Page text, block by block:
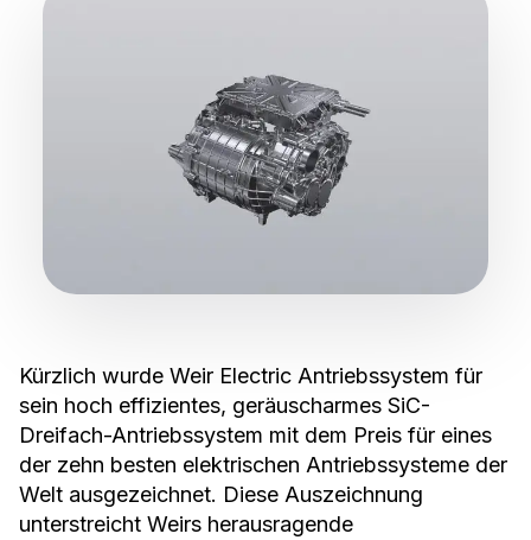
Kürzlich wurde Weir Electric Antriebssystem für
sein hoch effizientes, geräuscharmes SiC-
Dreifach-Antriebssystem mit dem Preis für eines
der zehn besten elektrischen Antriebssysteme der
Welt ausgezeichnet. Diese Auszeichnung
unterstreicht Weirs herausragende